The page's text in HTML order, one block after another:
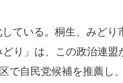
ている。桐生、みどり
り」は、この政治連盟
で自民党候補を推薦し